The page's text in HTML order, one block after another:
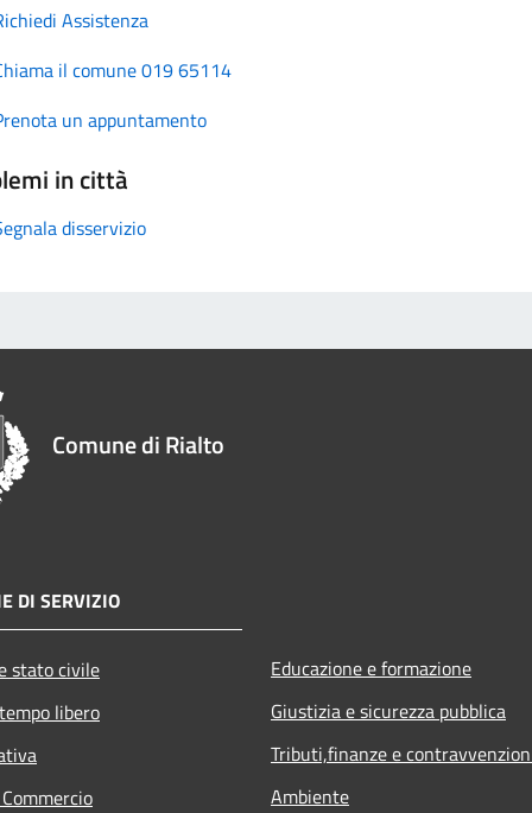
Assistenza
il comune 019 65114
un appuntamento
in città
disservizio
Comune di Rialto
DI SERVIZIO
stato civile
libero
Educazione e formazione
Giustizia e sicurezza pubblica
Tributi,finanze e
Ambiente